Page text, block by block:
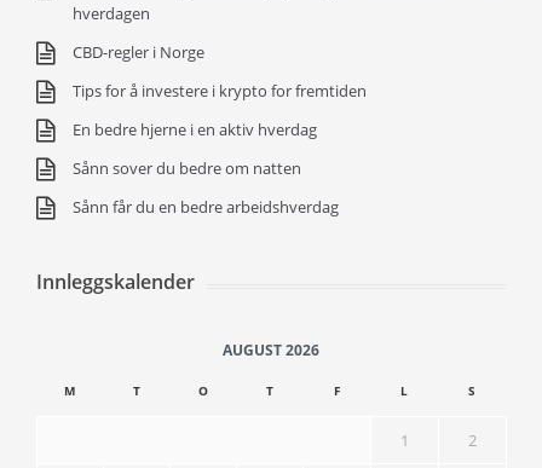
hverdagen
CBD-regler i Norge
Tips for å investere i krypto for fremtiden
En bedre hjerne i en aktiv hverdag
Sånn sover du bedre om natten
Sånn får du en bedre arbeidshverdag
Innleggskalender
AUGUST 2026
M T O T F L S
1 2